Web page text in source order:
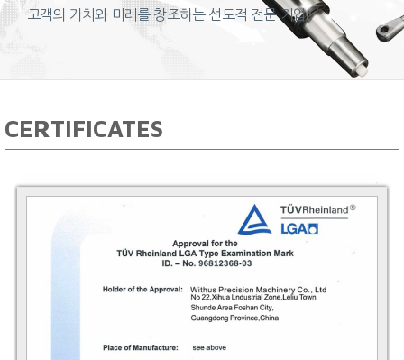
고객의 가치와 미래를 창조하는 선도적 전문 기업
CERTIFICATES